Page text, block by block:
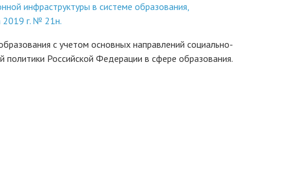
инфраструктуры в системе образования,
2019 г. № 21н.
с учетом основных направлений социально-
политики Российской Федерации в сфере образования.